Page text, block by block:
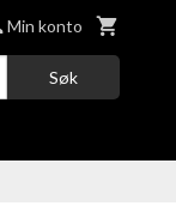
Min konto
Søk